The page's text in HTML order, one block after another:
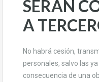
SERÁN
A
No habrá cesión,
personales, salvo las
consecuencia de una